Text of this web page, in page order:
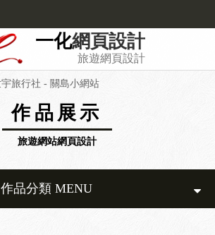
一化網頁設計
旅遊網頁設計
旅行社 - 關島小網站
作品展示
旅遊網站網頁設計
作品分類 MENU